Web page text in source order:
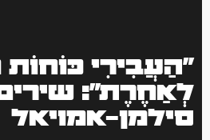
"הַעֲבִירִי
לְאַחֶרֶת":
סילמן-אמויאל